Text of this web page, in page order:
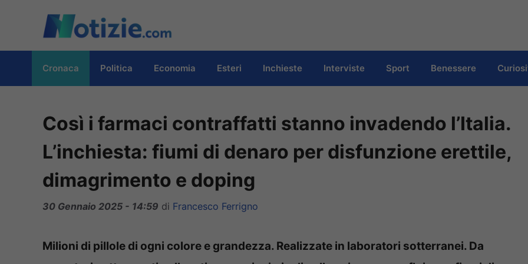
contenuto
Cronaca Politica Economia Esteri Inchieste Interviste Sport Benessere
Così i farmaci contraffatti stanno invadendo l’Italia.
L’inchiesta: fiumi di denaro per disfunzione erettile,
dimagrimento e doping
30 Gennaio 2025 - 14:59 di Francesco Ferrigno
Milioni di pillole di ogni colore e grandezza. Realizzate in laboratori sotterranei. Da